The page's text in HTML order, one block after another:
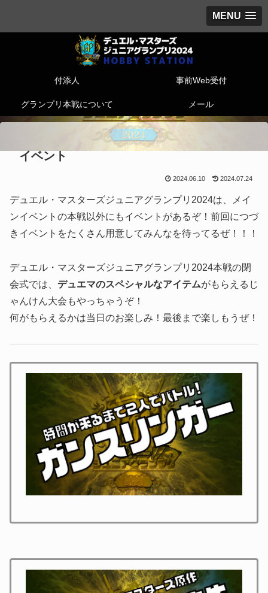
MENU
付添人 事前Web受付
グランプリ本戦について メール
イベント
2024.06.10 2024.07.24
デュエル・マスターズジュニアグランプリ2024は、メイ
ンイベントの本戦以外にもイベントがあるぞ！前回につづ
きイベントをたくさん用意してみんなを待ってるぜ！！！
デュエル・マスターズジュニアグランプリ2024本戦の閉
会式では、 デュエマのスペシャルなアイテムがもらえるじ
ゃんけん大会もやっちゃうぞ！
何がもらえるかは当日のお楽しみ！最後まで楽しもうぜ！